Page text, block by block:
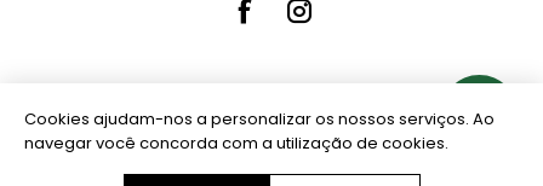
Powered bynopCommerce
Cookies ajudam-nos a personalizar os nossos serviços. Ao
navegar você concorda com a utilização de cookies.